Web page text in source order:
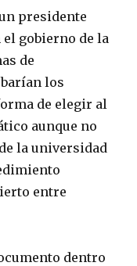
presidente
gobierno de la
de
los
de elegir al
aunque no
la universidad
entre
dentro